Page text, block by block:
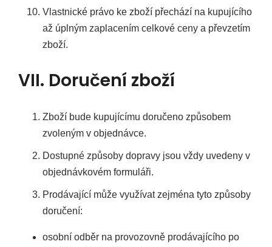
Vlastnické právo ke zboží přechází na kupujícího
až úplným zaplacením celkové ceny a převzetím
zboží.
VII. Doručení zboží
Zboží bude kupujícímu doručeno způsobem
zvoleným v objednávce.
Dostupné způsoby dopravy jsou vždy uvedeny v
objednávkovém formuláři.
Prodávající může využívat zejména tyto způsoby
doručení:
osobní odběr na provozovně prodávajícího po